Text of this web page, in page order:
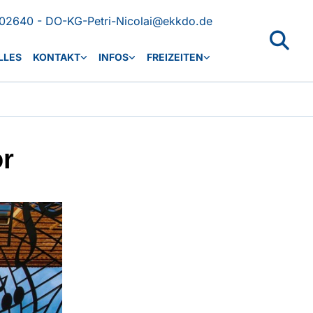
- DO-KG-Petri-Nicolai@ekkdo.de
KONTAKT INFOS FREIZEITEN